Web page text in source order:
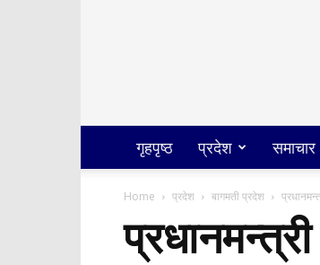
गृहपृष्ठ प्रदेश समाचार
Home प्रदेश बागमती प्रदेश